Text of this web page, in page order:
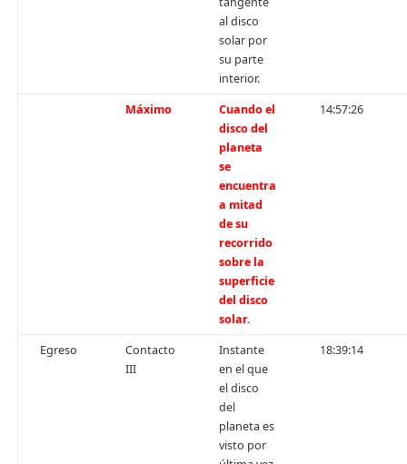
al disco
solar por
su parte
interior.
Máximo
Cuando el
disco del
planeta
se
encuentra
a mitad
de su
recorrido
sobre la
superficie
del disco
solar.
14:57:26
Egreso
Contacto
III
Instante
en el que
el disco
del
planeta es
visto por
18:39:14